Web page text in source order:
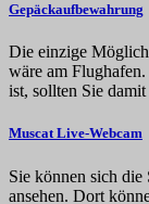
Gepäckaufbewahrung
Die einzige
wäre am
ist, sollten Sie
Muscat Live-Webcam
Sie können sich
ansehen. Dort